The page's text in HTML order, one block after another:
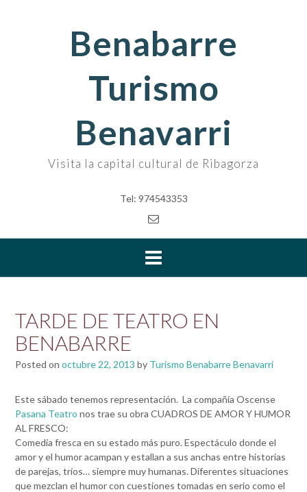
Benabarre
Turismo
Benavarri
Visita la capital cultural de Ribagorza
Tel: 974543353
TARDE DE TEATRO EN
BENABARRE
Posted on octubre 22, 2013 by Turismo Benabarre Benavarri
Este sábado tenemos representación. La compañía Oscense
Pasana Teatro nos trae su obra CUADROS DE AMOR Y HUMOR
AL FRESCO:
Comedia fresca en su estado más puro. Espectáculo donde el
amor y el humor acampan y estallan a sus anchas entre historias
de parejas, tríos… siempre muy humanas. Diferentes situaciones
que mezclan el humor con cuestiones tomadas en serio como el